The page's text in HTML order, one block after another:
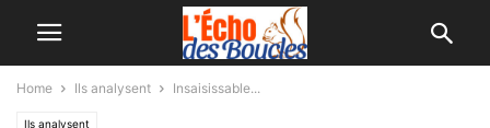
Home Ils analysent Insaisissable...
Ils analysent